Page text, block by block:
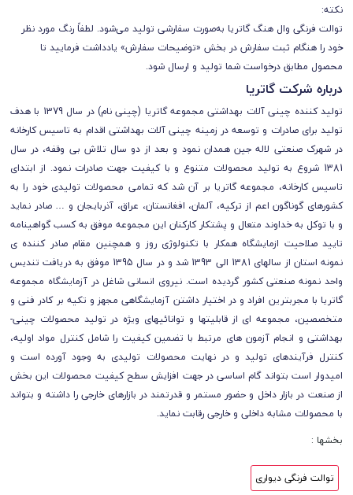
نکته:
توالت فرنگی وال هنگ گاتریا به‌صورت سفارشی تولید می‌شود. لطفاً رنگ مورد نظر
خود را هنگام ثبت سفارش در بخش «توضیحات سفارش» یادداشت فرمایید تا
محصول مطابق درخواست شما تولید و ارسال شود.
درباره شرکت گاتریا
تولید کننده چینی آلات بهداشتی مجموعه گاتریا (چینی نام) در سال 1379 با هدف
تولید برای صادرات و توسعه در زمینه چینی آلات بهداشتی اقدام به تاسیس کارخانه
در شهرک صنعتی لاله جین همدان نمود و بعد از دو سال تلاش بی وقفه، در سال
1381 شروع به تولید محصولات متنوع و با کیفیت جهت صادرات نمود. از ابتدای
تاسیس کارخانه، مجموعه گاتریا بر آن شد که تمامی محصولات تولیدی خود را به
کشورهای گوناگون اعم از ترکیه، آلمان، افغانستان، عراق، آذربایجان و … صادر نماید
و با توکل به خداوند متعال و پشتکار کارکنان این مجموعه موفق به کسب گواهینامه
تایید صلاحیت ازمایشگاه همکار با تکنولوژی روز و همچنین مقام صادر کننده ی
نمونه استان از سالهای 1381 الی 1393 شد و در سال 1395 موفق به دریافت تندیس
واحد نمونه صنعتی کشور گردیده است. نیروی انسانی شاغل در آزمایشگاه مجموعه
گاتریا با مجرب­ترین افراد و در اختیار داشتن آزمایشگاهی مجهز و تکیه بر کادر فنی و
متخصصین، مجموعه­ ای از قابلیت­ها و توانائیهای ویژه در تولید محصولات چینی­
بهداشتی و انجام آزمون های مرتبط با تضمین کیفیت را شامل کنترل مواد اولیه،
کنترل فرآیندهای تولید و در نهایت محصولات تولیدی به وجود آورده است و
امیدوار است بتواند گام اساسی در جهت افزایش سطح کیفیت محصولات این بخش
از صنعت در بازار داخل و حضور مستمر و قدرتمند در بازارهای خارجی را داشته و بتواند
با محصولات مشابه داخلی و خارجی رقابت نماید.
بخشها :
توالت فرنگی دیواری